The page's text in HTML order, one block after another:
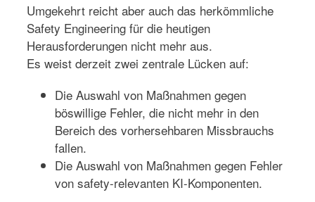
Umgekehrt reicht aber auch das herkömmliche
Safety Engineering für die heutigen
Herausforderungen nicht mehr aus.
Es weist derzeit zwei zentrale Lücken auf:
Die Auswahl von Maßnahmen gegen
böswillige Fehler, die nicht mehr in den
Bereich des vorhersehbaren Missbrauchs
fallen.
Die Auswahl von Maßnahmen gegen Fehler
von safety-relevanten KI-Komponenten.